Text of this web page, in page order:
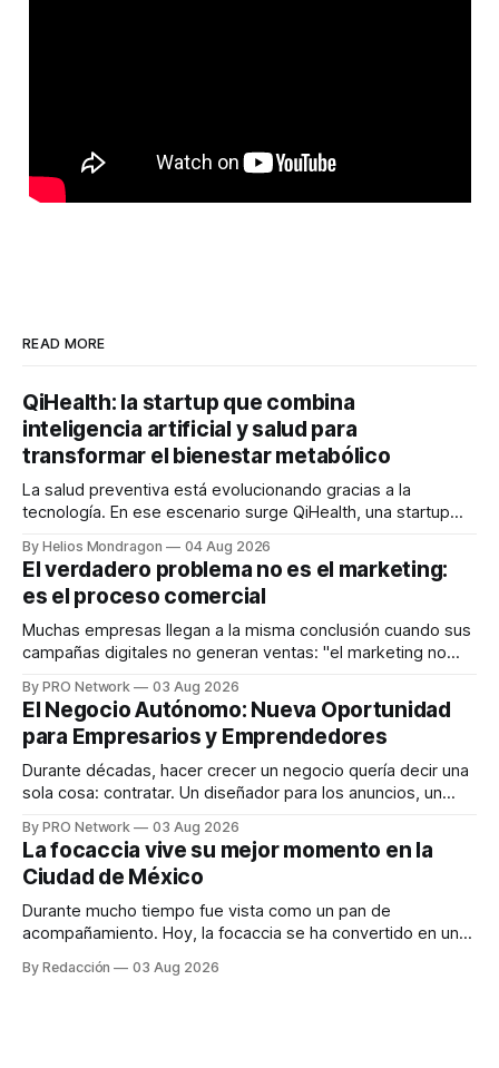
READ MORE
QiHealth: la startup que combina
inteligencia artificial y salud para
transformar el bienestar metabólico
La salud preventiva está evolucionando gracias a la
tecnología. En ese escenario surge QiHealth, una startup
dispositivos inteligentes, inteligencia artificial y monitoreo
en tiempo real para ayudar a las personas a tomar mejores
decisiones sobre su salud metabólica. Su propuesta busca
responder
By Helios Mondragon 04 Aug 2026
El verdadero problema no es el marketing:
es el proceso comercial
Muchas empresas llegan a la misma conclusión cuando sus
campañas digitales no generan ventas: "el marketing no
INTERIUS, el problema suele estar en otro lugar. Durante
una entrevista para el podcast SER PRO, el especialista en
marketing digital explicó que
By PRO Network 03 Aug 2026
El Negocio Autónomo: Nueva Oportunidad
para Empresarios y Emprendedores
Durante décadas, hacer crecer un negocio quería decir una
sola cosa: contratar. Un diseñador para los anuncios, un
para los textos, alguien que supiera de publicidad digital
para encontrar prospectos, un vendedor para atender
llamadas y mensajes, y —con suerte— una persona
By PRO Network 03 Aug 2026
La focaccia vive su mejor momento en la
Ciudad de México
Durante mucho tiempo fue vista como un pan de
acompañamiento. Hoy, la focaccia se ha convertido en uno
artesanal, ingredientes de calidad y experiencias que
By Redacción 03 Aug 2026